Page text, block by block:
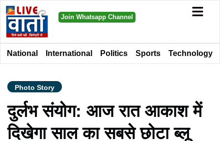
Join Whatsapp Channel
National International Politics Sports Technology
Photo Story
दुर्लभ संयोग: आज रात आकाश में
दिखेगा साल का सबसे छोटा ब्लू